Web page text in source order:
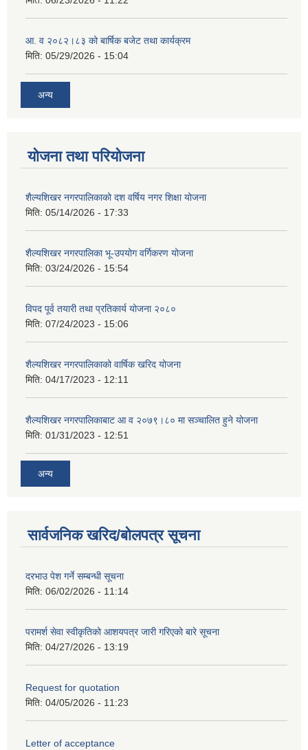
आ. व २०८२।८३ को बार्षिक बजेट तथा कार्यक्रम
मिति: 05/29/2026 - 15:04
अन्य
योजना तथा परियोजना
शैल्यशिखर नगरपालिकाको दश वर्षिय नगर शिक्षा योजना
मिति: 05/14/2026 - 17:33
शैल्यशिखर नगरपालिका भू-उपयोग वर्गिकरण योजना
मिति: 03/24/2026 - 15:54
विपद पूर्व तयारी तथा प्रतिकार्य योजना २०८०
मिति: 07/24/2023 - 15:06
शैल्यशिखर नगरपालिकाको वार्षिक खरिद योजना
मिति: 04/17/2023 - 12:11
शैल्यशिखर नगरपालिकाबाट आ व २०७९।८० मा सञ्चालित हुने योजना
मिति: 01/31/2023 - 12:51
अन्य
सार्वजनिक खरिद/बोलपत्र सूचना
दरभाउ पेश गर्ने सम्बन्धी सूचना
मिति: 06/02/2026 - 11:14
परामर्श सेवा स्वीकृतिको आशयपत्र जारी गरिएको बारे सूचना
मिति: 04/27/2026 - 13:19
Request for quotation
मिति: 04/05/2026 - 11:23
Letter of acceptance